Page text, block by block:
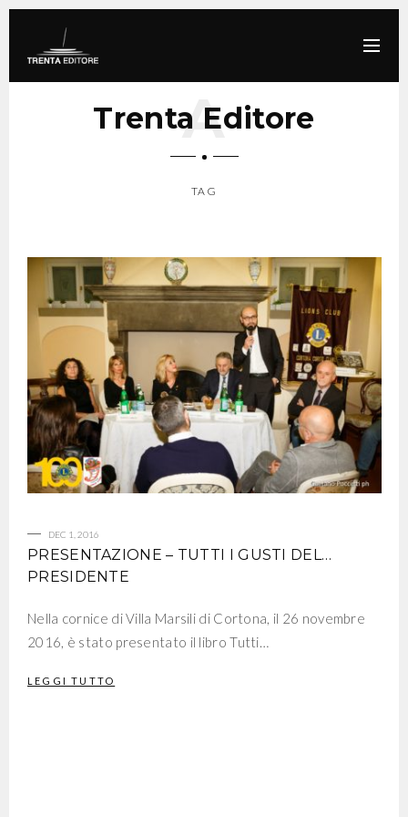
Trenta Editore
TAG
DEC 1, 2016
PRESENTAZIONE – TUTTI I GUSTI DEL…
PRESIDENTE
Nella cornice di Villa Marsili di Cortona, il 26 novembre
2016, è stato presentato il libro Tutti…
LEGGI TUTTO